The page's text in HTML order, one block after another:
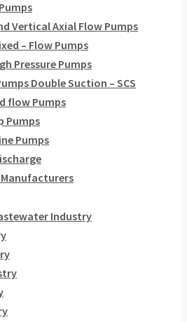
Vertical Axial Flow Pumps
– Flow Pumps
Pressure Pumps
Double Suction – SCS
flow Pumps
Pumps
Pumps
Manufacturers
Industry